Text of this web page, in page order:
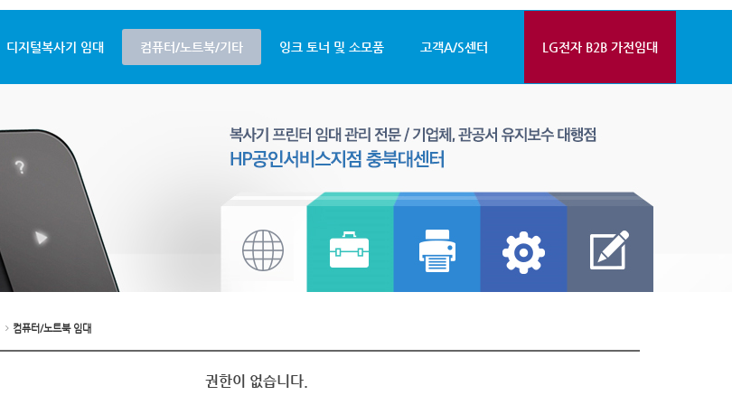
메뉴 건너뛰기
디지털복사기 임대 컴퓨터/노트북/기타 잉크 토너 및 소모품 고객A/S센터 LG전자 B2B 가전임대
컴퓨터/노트북 임대
권한이 없습니다.